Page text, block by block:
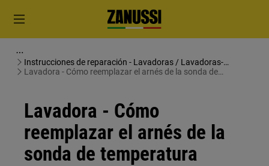
Instrucciones de reparación - Lavadoras / Lavadoras-
secadoras
Lavadora - Cómo reemplazar el arnés de la sonda de
Lavadora - Cómo
reemplazar el arnés de la
sonda de temperatura